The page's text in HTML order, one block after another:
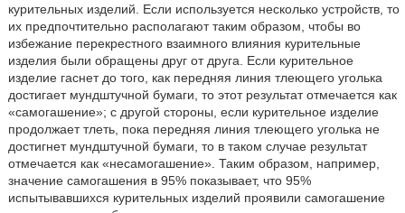
курительных изделий. Если используется несколько устройств, то
их предпочтительно располагают таким образом, чтобы во
избежание перекрестного взаимного влияния курительные
изделия были обращены друг от друга. Если курительное
изделие гаснет до того, как передняя линия тлеющего уголька
достигает мундштучной бумаги, то этот результат отмечается как
«самогашение»; с другой стороны, если курительное изделие
продолжает тлеть, пока передняя линия тлеющего уголька не
достигнет мундштучной бумаги, то в таком случае результат
отмечается как «несамогашение». Таким образом, например,
значение самогашения в 95% показывает, что 95%
испытывавшихся курительных изделий проявили самогашение